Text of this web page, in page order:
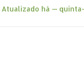
Atualizado há —